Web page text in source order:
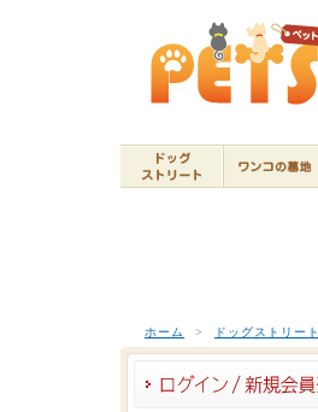
ホーム > ドッグストリート